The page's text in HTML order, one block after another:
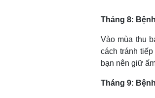
Tháng 8:
Vào mùa thu
cách tránh
bạn nên giữ
Tháng 9: